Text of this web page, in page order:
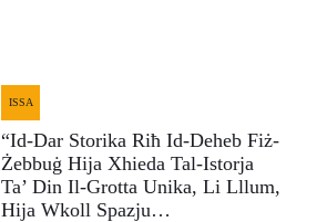
ISSA
“Id-Dar Storika Riħ Id-Deheb Fiż-
Żebbuġ Hija Xhieda Tal-Istorja
Ta’ Din Il-Grotta Unika, Li Lllum,
Hija Wkoll Spazju…